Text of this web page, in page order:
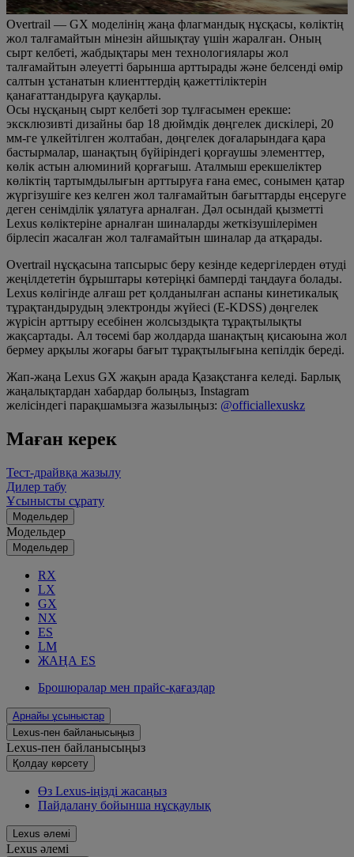
Overtrail — GX моделінің жаңа флагмандық нұсқасы, көліктің
жол талғамайтын мінезін айшықтау үшін жаралған. Оның
сырт келбеті, жабдықтары мен технологиялары жол
талғамайтын әлеуетті барынша арттырады және белсенді өмір
салтын ұстанатын клиенттердің қажеттіліктерін
қанағаттандыруға қауқарлы.
Осы нұсқаның сырт келбеті зор тұлғасымен ерекше:
эксклюзивті дизайны бар 18 дюймдік дөңгелек дискілері, 20
мм-ге үлкейтілген жолтабан, дөңгелек доғаларындаға қара
бастырмалар, шанақтың бүйіріндегі қорғаушы элементтер,
көлік астын алюминий қорғағыш. Аталмыш ерекшеліктер
көліктің тартымдылығын арттыруға ғана емес, сонымен қатар
жүргізушіге кез келген жол талғамайтын бағыттарды еңсеруге
деген сенімділік ұялатуға арналған. Дәл осындай қызметті
Lexus көліктеріне арналған шиналарды жеткізушілерімен
бірлесіп жасалған жол талғамайтын шиналар да атқарады.
Overtrail нұсқасына тапсырыс беру кезінде кедергілерден өтуді
жеңілдететін бұрыштары көтеріңкі бамперді таңдауға болады.
Lexus көлігінде алғаш рет қолданылған аспаны кинетикалық
тұрақтандырудың электронды жүйесі (E-KDSS) дөңгелек
жүрісін арттыру есебінен жолсыздықта тұрақтылықты
жақсартады. Ал төсемі бар жолдарда шанақтың қисаюына жол
бермеу арқылы жоғары бағыт тұрақтылығына кепілдік береді.
Жап-жаңа Lexus GX жақын арада Қазақстанға келеді. Барлық
жаңалықтардан хабардар болыңыз, Instagram
желісіндегі парақшамызға жазылыңыз: @officiallexuskz
Маған керек
Тест-драйвқа жазылу
Дилер табу
Ұсынысты сұрату
Модельдер
Модельдер
Модельдер
RX
LX
GX
NX
ES
LM
ЖАҢА ES
Брошюралар мен прайс-қағаздар
Арнайы ұсыныстар
Lexus-пен байланысыңыз
Lexus-пен байланысыңыз
Қолдау көрсету
Өз Lexus-іңізді жасаңыз
Пайдалану бойынша нұсқаулық
Lexus әлемі
Lexus әлемі